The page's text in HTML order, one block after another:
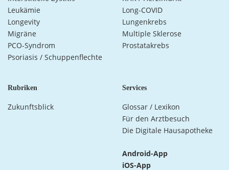
Leukämie
Long-COVID
Longevity
Lungenkrebs
Migräne
Multiple Sklerose
PCO-Syndrom
Prostatakrebs
Psoriasis / Schuppenflechte
Rubriken
Zukunftsblick
Services
Glossar / Lexikon
Für den Arztbesuch
Die Digitale Hausapotheke
Android-App
iOS-App